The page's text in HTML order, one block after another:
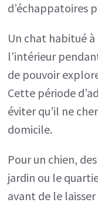
d’échappatoires
Un chat habitué
l’intérieur
de pouvoir
Cette période
éviter qu’il ne
domicile.
Pour un chien,
jardin ou le
avant de le